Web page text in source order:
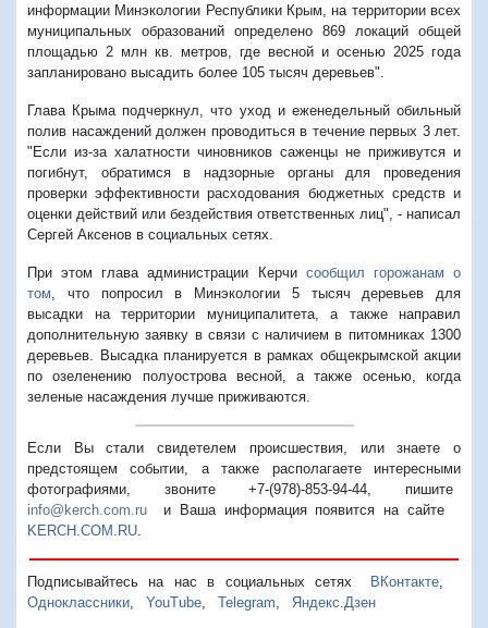
информации Минэкологии Республики Крым, на территории всех
муниципальных образований определено 869 локаций общей
площадью 2 млн кв. метров, где весной и осенью 2025 года
запланировано высадить более 105 тысяч деревьев".
Глава Крыма подчеркнул, что уход и еженедельный обильный
полив насаждений должен проводиться в течение первых 3 лет.
"Если из-за халатности чиновников саженцы не приживутся и
погибнут, обратимся в надзорные органы для проведения
проверки эффективности расходования бюджетных средств и
оценки действий или бездействия ответственных лиц", - написал
Сергей Аксенов в социальных сетях.
При этом глава администрации Керчи сообщил горожанам о
том , что попросил в Минэкологии 5 тысяч деревьев для
высадки на территории муниципалитета, а также направил
дополнительную заявку в связи с наличием в питомниках 1300
деревьев. Высадка планируется в рамках общекрымской акции
по озеленению полуострова весной, а также осенью, когда
зеленые насаждения лучше приживаются.
Если Вы стали свидетелем происшествия, или знаете о
предстоящем событии, а также располагаете интересными
фотографиями, звоните +7-(978)-853-94-44, пишите
info@kerch.com.ru и Ваша информация появится на сайте
KERCH.COM.RU
Подписывайтесь на нас в социальных сетях ВКонтакте,
Одноклассники
YouTube Telegram Яндекс.Дзен